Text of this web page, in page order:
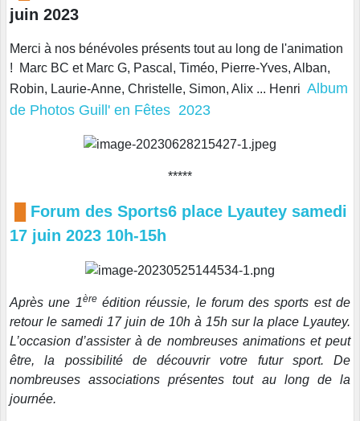
juin 2023
Merci à nos bénévoles présents tout au long de l'animation
! Marc BC et Marc G, Pascal, Timéo, Pierre-Yves, Alban,
Robin, Laurie-Anne, Christelle, Simon, Alix ... Henri Album
de Photos Guill' en Fêtes 2023
*****
Forum des Sports6 place Lyautey samedi
17 juin 2023 10h-15h
Après une 1èreédition réussie, le forum des sports est de
retour le samedi 17 juin de 10h à 15h sur la place Lyautey.
L’occasion d’assister à de nombreuses animations et peut
être, la possibilité de découvrir votre futur sport. De
nombreuses associations présentes tout au long de la
journée.